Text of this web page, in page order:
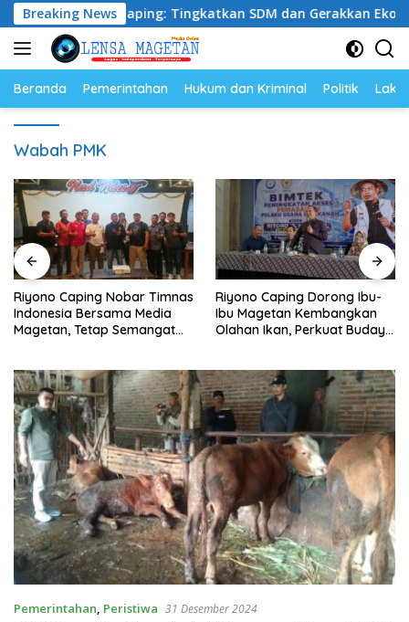
Langsung
ke
konten
Breaking News
Riyono Caping: Tingkatkan SDM dan Gerakkan Ekonomi
Beranda Pemerintahan Hukum dan Kriminal Politik
Wabah PMK
Riyono Caping Nobar Timnas
Indonesia Bersama Media
Magetan, Tetap Semangat
Riyono Caping Dorong Ibu-
Ibu Magetan Kembangkan
Olahan Ikan, Perkuat Budaya
Pemerintahan, Peristiwa 31 Desember 2024